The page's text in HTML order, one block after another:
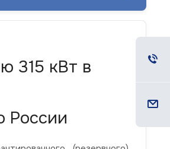
315 кВт в
России